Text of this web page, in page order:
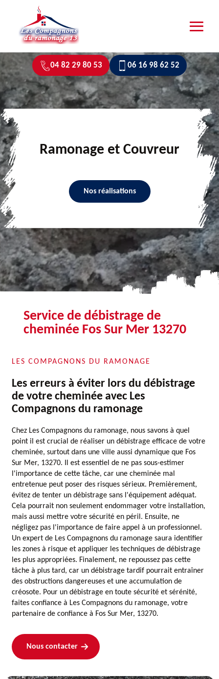
04 82 29 80 53 06 16 98 62 52
Ramonage et Couvreur
Nos réalisations
Service de débistrage de
cheminée Fos Sur Mer 13270
LES COMPAGNONS DU RAMONAGE
Les erreurs à éviter lors du débistrage
de votre cheminée avec Les
Compagnons du ramonage
Chez Les Compagnons du ramonage, nous savons à quel
point il est crucial de réaliser un débistrage efficace de votre
cheminée, surtout dans une ville aussi dynamique que Fos
Sur Mer, 13270. Il est essentiel de ne pas sous-estimer
l'importance de cette tâche, car une cheminée mal
entretenue peut poser des risques sérieux. Premièrement,
évitez de tenter un débistrage sans l'équipement adéquat.
Cela pourrait non seulement endommager votre installation,
mais aussi mettre votre sécurité en péril. Ensuite, ne
négligez pas l'importance de faire appel à un professionnel.
Un expert de Les Compagnons du ramonage saura identifier
les zones à risque et appliquer les techniques de débistrage
les plus appropriées. Finalement, ne repoussez pas cette
tâche à plus tard, car un débistrage tardif pourrait entraîner
des obstructions dangereuses et une accumulation de
créosote. Pour un débistrage en toute sécurité et sérénité,
faites confiance à Les Compagnons du ramonage, votre
partenaire de confiance à Fos Sur Mer, 13270.
Nous contacter